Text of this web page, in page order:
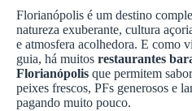
Florianópolis é um destino
natureza exuberante, cultura
e atmosfera acolhedora. E como
guia, há muitos restaurantes
Florianópolis que permitem
peixes frescos, PFs generosos e
pagando muito pouco.